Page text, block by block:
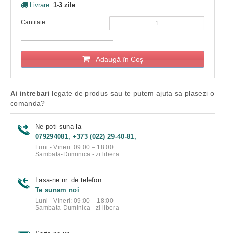
Livrare: 1-3 zile
Cantitate:
Adaugă în Coş
Ai intrebari legate de produs sau te putem ajuta sa plasezi o
comanda?
Ne poti suna la
079294081, +373 (022) 29-40-81,
Luni - Vineri: 09:00 – 18:00
Sambata-Duminica - zi libera
Lasa-ne nr. de telefon
Te sunam noi
Luni - Vineri: 09:00 – 18:00
Sambata-Duminica - zi libera